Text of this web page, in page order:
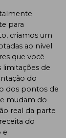
para
criamos um
ao nível
que você
de
do
dos pontos de
mudam do
real da parte
do
e